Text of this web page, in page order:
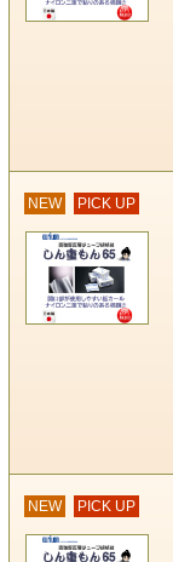
NEW PICK UP
NEW PICK UP